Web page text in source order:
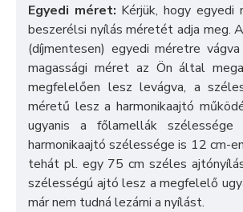
Egyedi méret: Kérjük, hogy
beszerélsi nyílás méretét adja meg.
(díjmentesen) egyedi méretre
magassági méret az Ön által
megfelelően lesz levágva, a
méretű lesz a harmonikaajtó
ugyanis a főlamellák
harmonikaajtó szélessége is 12 cm-
tehát pl. egy 75 cm széles
szélességú ajtó lesz a megfelelő
már nem tudná lezárni a nyílást.